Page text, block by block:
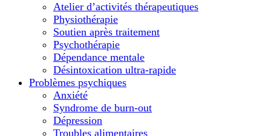
Atelier d’activités thérapeutiques
Physiothérapie
Soutien après traitement
Psychothérapie
Dépendance mentale
Désintoxication ultra-rapide
Problèmes psychiques
Anxiété
Syndrome de burn-out
Dépression
Troubles alimentaires